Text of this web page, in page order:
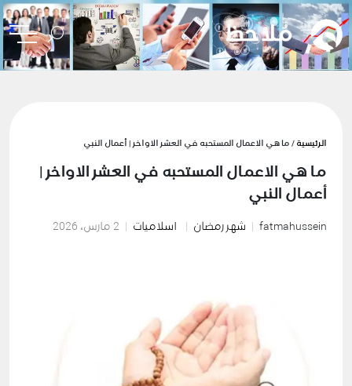
الرئيسية / ما هي الاعمال المستحبه في العشر الاواخر | أعمال النبي
ما هي الاعمال المستحبه في العشر الاواخر |
أعمال النبي
fatmahussein شهر رمضان اسلاميات 2 مارس، 2026